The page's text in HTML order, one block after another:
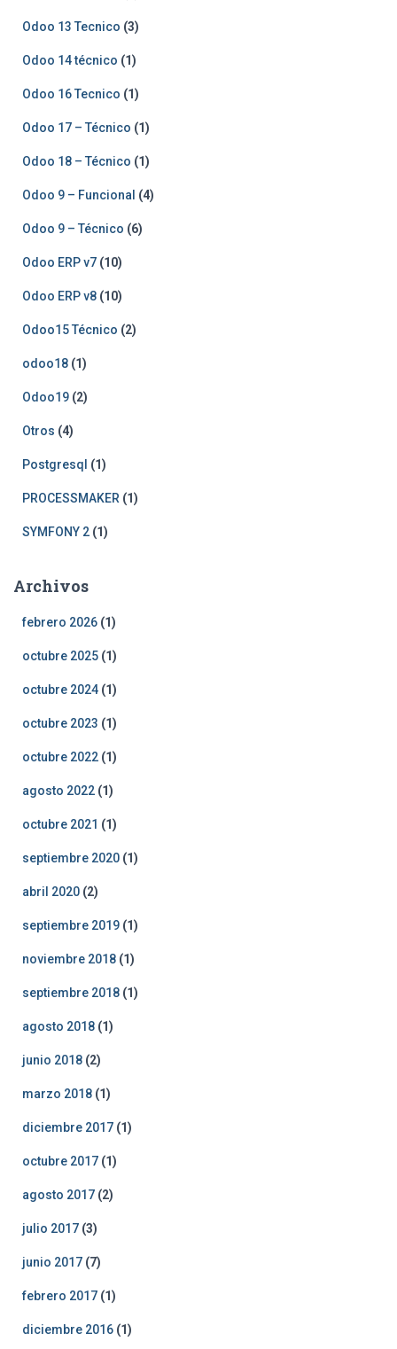
Odoo 13 Tecnico (3)
Odoo 14 técnico (1)
Odoo 16 Tecnico (1)
Odoo 17 – Técnico (1)
Odoo 18 – Técnico (1)
Odoo 9 – Funcional (4)
Odoo 9 – Técnico (6)
Odoo ERP v7 (10)
Odoo ERP v8 (10)
Odoo15 Técnico (2)
odoo18 (1)
Odoo19 (2)
Otros (4)
Postgresql (1)
PROCESSMAKER (1)
SYMFONY 2 (1)
Archivos
febrero 2026 (1)
octubre 2025 (1)
octubre 2024 (1)
octubre 2023 (1)
octubre 2022 (1)
agosto 2022 (1)
octubre 2021 (1)
septiembre 2020 (1)
abril 2020 (2)
septiembre 2019 (1)
noviembre 2018 (1)
septiembre 2018 (1)
agosto 2018 (1)
junio 2018 (2)
marzo 2018 (1)
diciembre 2017 (1)
octubre 2017 (1)
agosto 2017 (2)
julio 2017 (3)
junio 2017 (7)
febrero 2017 (1)
diciembre 2016 (1)